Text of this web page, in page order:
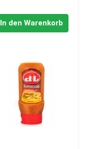
In den Warenkorb